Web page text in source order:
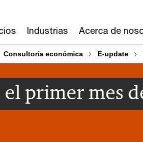
Industrias Acerca de
Consultoría económica E-update
primer mes